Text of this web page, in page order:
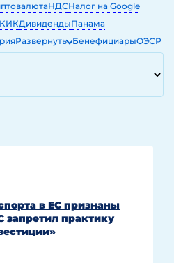
НДСНалог на Google
КИКДивидендыПанама
Развернуть БенефициарыОЭСР
в ЕС признаны
запретил практику